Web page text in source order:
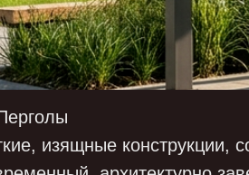
изящные конструкции,